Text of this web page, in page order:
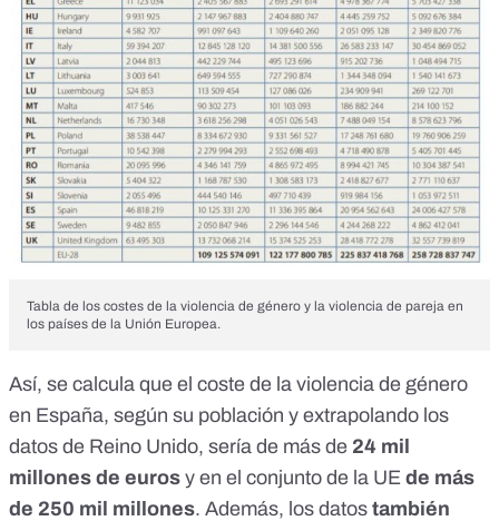
Tabla de los costes de la violencia de género y la violencia de pareja en
los países de la Unión Europea.
Así, se calcula que el coste de la violencia de género
en España, según su población y extrapolando los
datos de Reino Unido, sería de más de 24 mil
millones de euros y en el conjunto de la UE de más
de 250 mil millones. Además, los datos también